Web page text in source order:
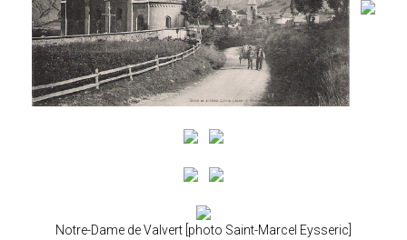
Notre-Dame de Valvert [photo Saint-Marcel Eysseric]